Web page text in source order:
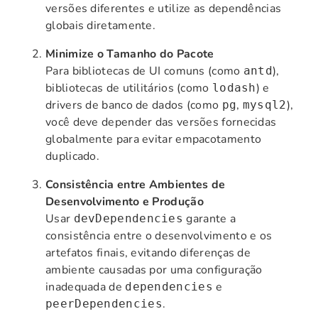
versões diferentes e utilize as dependências
globais diretamente.
Minimize o Tamanho do Pacote
Para bibliotecas de UI comuns (como antd),
bibliotecas de utilitários (como lodash) e
drivers de banco de dados (como pg, mysql2),
você deve depender das versões fornecidas
globalmente para evitar empacotamento
duplicado.
Consistência entre Ambientes de
Desenvolvimento e Produção
Usar devDependencies garante a
consistência entre o desenvolvimento e os
artefatos finais, evitando diferenças de
ambiente causadas por uma configuração
inadequada de dependencies e
peerDependencies.